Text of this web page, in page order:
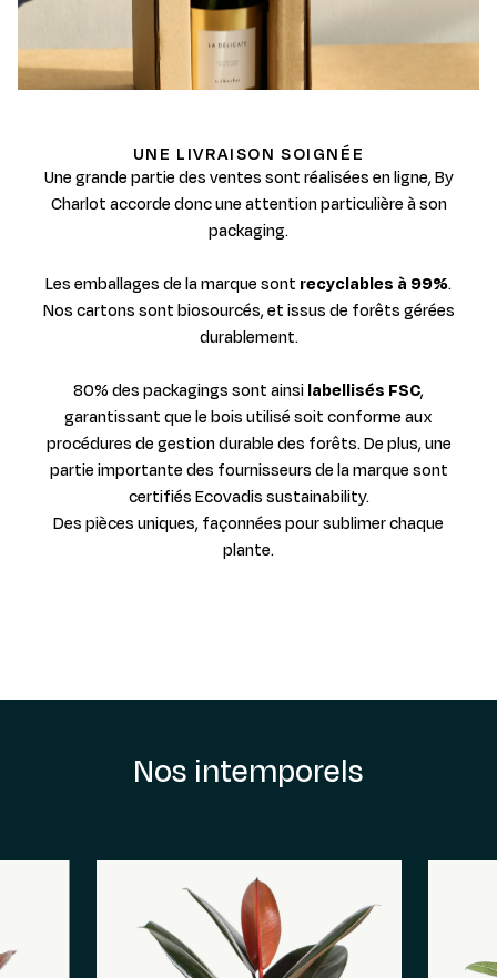
UNE LIVRAISON SOIGNÉE
Une grande partie des ventes sont réalisées en ligne, By
Charlot accorde donc une attention particulière à son
packaging.
Les emballages de la marque sont recyclables à 99%.
Nos cartons sont biosourcés, et issus de forêts gérées
durablement.
80% des packagings sont ainsilabellisés FSC,
garantissant que le bois utilisé soit conforme aux
procédures de gestion durable des forêts. De plus, une
partie importante des fournisseurs de la marque sont
certifiés Ecovadis sustainability.
Des pièces uniques, façonnées pour sublimer chaque
plante.
Nos intemporels